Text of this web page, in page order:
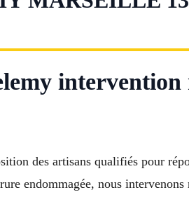
intervention
des artisans qualifiés pour
endommagée, nous